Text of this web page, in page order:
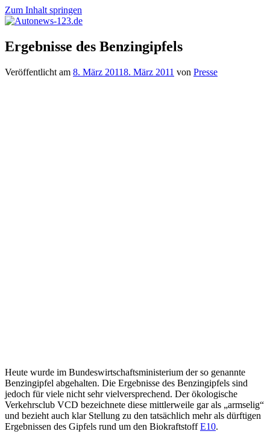
Zum Inhalt springen
Autonews-
123.de
Autonews
mit
Ergebnisse des Benzingipfels
Veröffentlicht am 8. März 20118. März 2011 von Presse
Heute wurde im Bundeswirtschaftsministerium der so genannte
Benzingipfel abgehalten. Die Ergebnisse des Benzingipfels sind
jedoch für viele nicht sehr vielversprechend. Der ökologische
Verkehrsclub VCD bezeichnete diese mittlerweile gar als „armselig“
und bezieht auch klar Stellung zu den tatsächlich mehr als dürftigen
Ergebnissen des Gipfels rund um den BiokraftstoffE10.